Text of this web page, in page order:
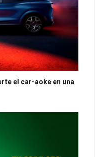
el car-aoke en una